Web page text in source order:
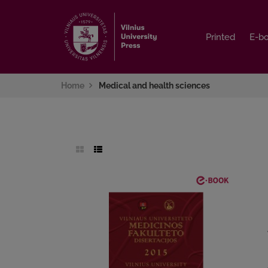
Printed E-
Printed E-
Home Medical and health sciences